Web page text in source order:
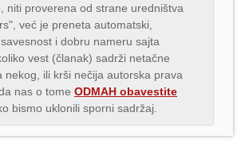
niti proverena od strane uredništva
već je preneta automatski,
i dobru nameru sajta
vest (članak) sadrži netačne
nekog, ili krši nečija autorska prava
nas o tome ODMAH obavestite
bismo uklonili sporni sadržaj.